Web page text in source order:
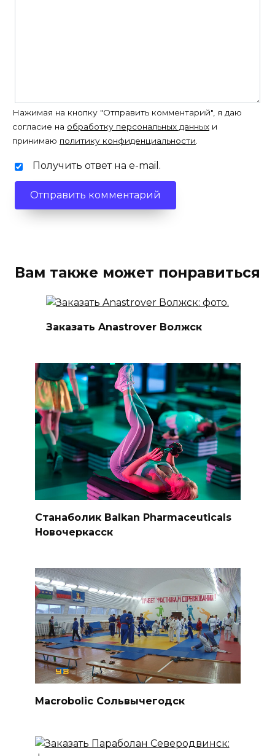
Нажимая на кнопку "Отправить комментарий", я даю
согласие на обработку персональных данных и
принимаю политику конфиденциальности.
Получить ответ на e-mail.
Вам также может понравиться
Заказать Anastrover Волжск
Станаболик Balkan Pharmaceuticals
Новочеркасск
Macrobolic Сольвычегодск